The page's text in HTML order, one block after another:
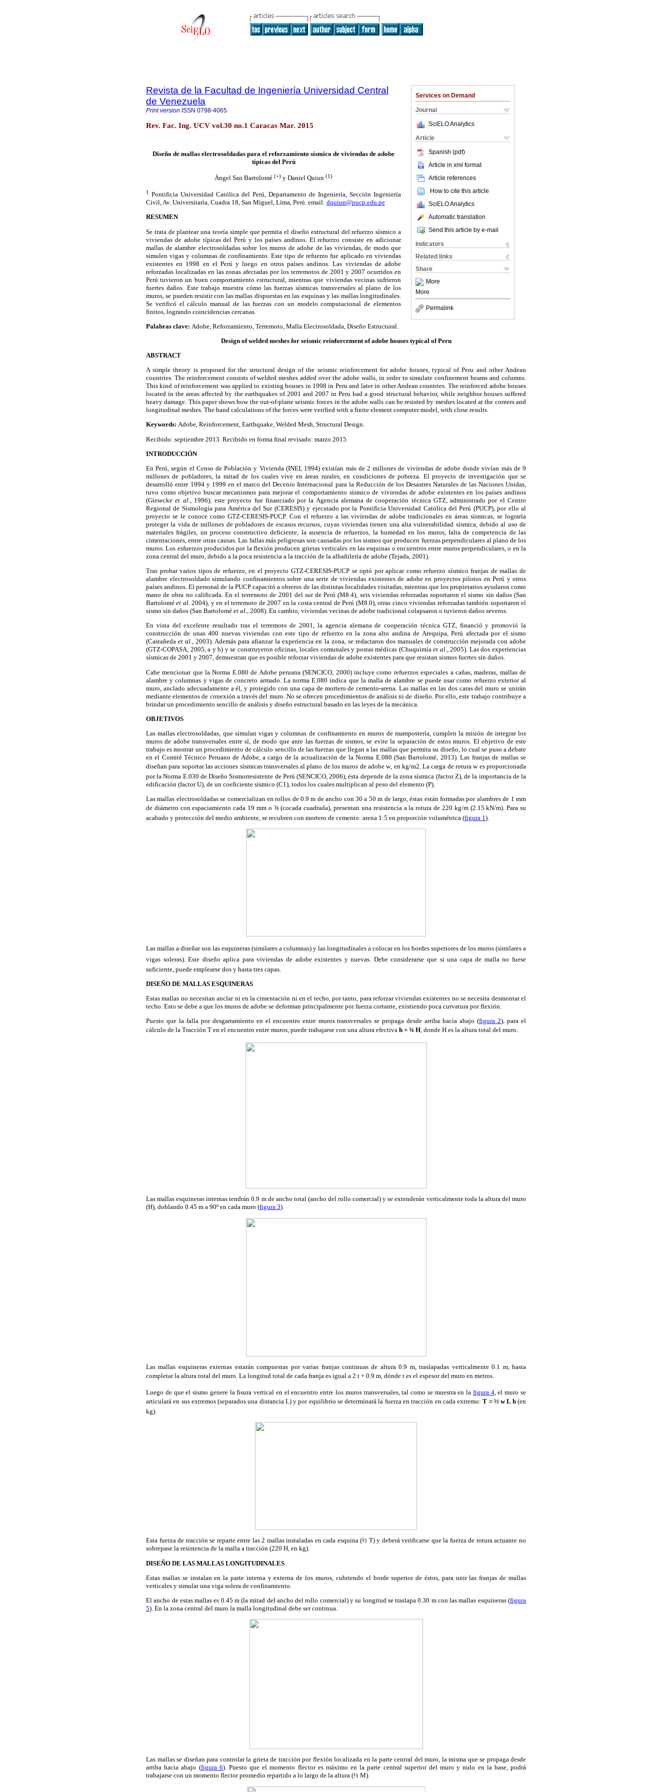
Services on Demand
Journal
SciELO Analytics
Article
Spanish (pdf)
Article in xml format
Article references
How to cite this article
SciELO Analytics
Automatic translation
Send this article by e-mail
Indicators
Related links
Share
More
More
Permalink
Revista de la Facultad de Ingeniería Universidad Central
de Venezuela
Print version ISSN 0798-4065
Rev. Fac. Ing. UCV vol.30 no.1 Caracas Mar. 2015
Diseño de mallas electrosoldadas para el reforzamiento sísmico de viviendas de adobe
típicas del Perú
Ángel San Bartolomé (+) y Daniel Quiun (1)
1 Pontificia Universidad Católica del Perú, Departamento de Ingeniería, Sección Ingeniería
Civil, Av. Universitaria, Cuadra 18, San Miguel, Lima, Perú. email: dquiun@pucp.edu.pe
RESUMEN
Se trata de plantear una teoría simple que permita el diseño estructural del refuerzo sísmico a
viviendas de adobe típicas del Perú y los países andinos. El refuerzo consiste en adicionar
mallas de alambre electrosoldadas sobre los muros de adobe de las viviendas, de modo que
simulen vigas y columnas de confinamiento. Este tipo de refuerzo fue aplicado en viviendas
existentes en 1998 en el Perú y luego en otros países andinos. Las viviendas de adobe
reforzadas localizadas en las zonas afectadas por los terremotos de 2001 y 2007 ocurridos en
Perú tuvieron un buen comportamiento estructural, mientras que viviendas vecinas sufrieron
fuertes daños. Este trabajo muestra cómo las fuerzas sísmicas transversales al plano de los
muros, se pueden resistir con las mallas dispuestas en las esquinas y las mallas longitudinales.
Se verificó el cálculo manual de las fuerzas con un modelo computacional de elementos
finitos, logrando coincidencias cercanas.
Palabras clave: Adobe, Reforzamiento, Terremoto, Malla Electrosoldada, Diseño Estructural.
Design of welded meshes for seismic reinforcement of adobe houses typical of Peru
ABSTRACT
A simple theory is proposed for the structural design of the seismic reinforcement for adobe houses, typical of Peru and other Andean
countries. The reinforcement consists of welded meshes added over the adobe walls, in order to simulate confinement beams and columns.
This kind of reinforcement was applied to existing houses in 1998 in Peru and later in other Andean countries. The reinforced adobe houses
located in the areas affected by the earthquakes of 2001 and 2007 in Peru had a good structural behavior, while neighbor houses suffered
heavy damage. This paper shows how the out-of-plane seismic forces in the adobe walls can be resisted by meshes located at the corners and
longitudinal meshes. The hand calculations of the forces were verified with a finite element computer model, with close results.
Keywords: Adobe, Reinforcement, Earthquake, Welded Mesh, Structural Design.
Recibido: septiembre 2013 Recibido en forma final revisado: marzo 2015
INTRODUCCIÓN
En Perú, según el Censo de Población y Vivienda (INEI, 1994) existían más de 2 millones de viviendas de adobe donde vivían más de 9
millones de pobladores, la mitad de los cuales vive en áreas rurales, en condiciones de pobreza. El proyecto de investigación que se
desarrolló entre 1994 y 1999 en el marco del Decenio Internacional para la Reducción de los Desastres Naturales de las Naciones Unidas,
tuvo como objetivo buscar mecanismos para mejorar el comportamiento sísmico de viviendas de adobe existentes en los países andinos
(Gieseckeet al., 1996); este proyecto fue financiado por la Agencia alemana de cooperación técnica GTZ, administrado por el Centro
Regional de Sismología para América del Sur (CERESIS) y ejecutado por la Pontificia Universidad Católica del Perú (PUCP), por ello al
proyecto se le conoce como GTZ-CERESIS-PUCP. Con el refuerzo a las viviendas de adobe tradicionales en áreas sísmicas, se lograría
proteger la vida de millones de pobladores de escasos recursos, cuyas viviendas tienen una alta vulnerabilidad sísmica, debido al uso de
materiales frágiles, un proceso constructivo deficiente, la ausencia de refuerzos, la humedad en los muros, falta de competencia de las
cimentaciones, entre otras causas. Las fallas más peligrosas son causadas por los sismos que producen fuerzas perpendiculares al plano de los
muros. Los esfuerzos producidos por la flexión producen grietas verticales en las esquinas o encuentros entre muros perpendiculares, o en la
zona central del muro, debido a la poca resistencia a la tracción de la albañilería de adobe (Tejada, 2001).
Tras probar varios tipos de refuerzo, en el proyecto GTZ-CERESIS-PUCP se optó por aplicar como refuerzo sísmico franjas de mallas de
alambre electrosoldado simulando confinamientos sobre una serie de viviendas existentes de adobe en proyectos pilotos en Perú y otros
países andinos. El personal de la PUCP capacitó a obreros de las distintas localidades visitadas, mientras que los propietarios ayudaron como
mano de obra no calificada. En el terremoto de 2001 del sur de Perú (M8.4), seis viviendas reforzadas soportaron el sismo sin daños (San
Bartoloméet al.2004), y en el terremoto de 2007 en la costa central de Perú (M8.0), otras cinco viviendas reforzadas también soportaron el
sismo sin daños (San Bartolomé et al., 2008). En cambio, viviendas vecinas de adobe tradicional colapsaron o tuvieron daños severos.
En vista del excelente resultado tras el terremoto de 2001, la agencia alemana de cooperación técnica GTZ, financió y promovió la
construcción de unas 400 nuevas viviendas con este tipo de refuerzo en la zona alto andina de Arequipa, Perú afectada por el sismo
(Castañedaet al.,2003). Además para afianzar la experiencia en la zona, se redactaron dos manuales de construcción mejorada con adobe
(GTZ-COPASA, 2005, a y b) y se construyeron oficinas, locales comunales y postas médicas (Chuquimiaet al., 2005). Las dos experiencias
sísmicas de 2001 y 2007, demuestran que es posible reforzar viviendas de adobe existentes para que resistan sismos fuertes sin daños.
Cabe mencionar que la Norma E.080 de Adobe peruana (SENCICO, 2000) incluye como refuerzos especiales a cañas, maderas, mallas de
alambre y columnas y vigas de concreto armado. La norma E.080 indica que la malla de alambre se puede usar como refuerzo exterior al
muro, anclado adecuadamente a él, y protegido con una capa de mortero de cemento-arena. Las mallas en las dos caras del muro se unirán
mediante elementos de conexión a través del muro. No se ofrecen procedimientos de análisis ni de diseño. Por ello, este trabajo contribuye a
brindar un procedimiento sencillo de análisis y diseño estructural basado en las leyes de la mecánica.
OBJETIVOS
Las mallas electrosoldadas, que simulan vigas y columnas de confinamiento en muros de mampostería, cumplen la misión de integrar los
muros de adobe transversales entre sí, de modo que ante las fuerzas de sismos, se evite la separación de estos muros. El objetivo de este
trabajo es mostrar un procedimiento de cálculo sencillo de las fuerzas que llegan a las mallas que permita su diseño, lo cual se puso a debate
en el Comité Técnico Peruano de Adobe, a cargo de la actualización de la Norma E.080 (San Bartolomé, 2013). Las franjas de mallas se
diseñan para soportar las acciones sísmicas transversales al plano de los muros de adobe w, en kg/m2 . La carga de rotura w es proporcionada
por la Norma E.030 de Diseño Sismorresistente de Perú (SENCICO, 2006), ésta depende de la zona sísmica (factor Z), de la importancia de la
edificación (factor U), de un coeficiente sísmico (C1), todos los cuales multiplican al peso del elemento (P).
Las mallas electrosoldadas se comercializan en rollos de 0.9 m de ancho con 30 a 50 m de largo, éstas están formadas por alambres de 1 mm
de diámetro con espaciamiento cada 19 mm o ¾ (cocada cuadrada), presentan una resistencia a la rotura de 220 kg/m (2.15 kN/m). Para su
acabado y protección del medio ambiente, se recubren con mortero de cemento: arena 1:5 en proporción volumétrica (figura 1).
Las mallas a diseñar son las esquineras (similares a columnas) y las longitudinales a colocar en los bordes superiores de los muros (similares a
vigas soleras). Este diseño aplica para viviendas de adobe existentes y nuevas. Debe considerarse que si una capa de malla no fuese
suficiente, puede emplearse dos y hasta tres capas.
DISEÑO DE MALLAS ESQUINERAS
Estas mallas no necesitan anclar ni en la cimentación ni en el techo, por tanto, para reforzar viviendas existentes no se necesita desmontar el
techo. Esto se debe a que los muros de adobe se deforman principalmente por fuerza cortante, existiendo poca curvatura por flexión.
Puesto que la falla por desgarramiento en el encuentro entre muros transversales se propaga desde arriba hacia abajo (figura 2), para el
cálculo de la Tracción T en el encuentro entre muros, puede trabajarse con una altura efectiva h = ¾ H, donde H es la altura total del muro.
Las mallas esquineras internas tendrán 0.9 m de ancho total (ancho del rollo comercial) y se extenderán verticalmente toda la altura del muro
(H), doblando 0.45 m a 90º en cada muro (figura 3).
Las mallas esquineras externas estarán compuestas por varias franjas continuas de altura 0.9 m, traslapadas verticalmente 0.1 m, hasta
completar la altura total del muro. La longitud total de cada franja es igual a 2 t + 0.9 m, dónde t es el espesor del muro en metros.
Luego de que el sismo genere la fisura vertical en el encuentro entre los muros transversales, tal como se muestra en la figura 4, el muro se
articulará en sus extremos (separados una distancia L) y por equilibrio se determinará la fuerza en tracción en cada extremo:T = ½ w L h(en
kg).
Esta fuerza de tracción se reparte entre las 2 mallas instaladas en cada esquina (½ T) y deberá verificarse que la fuerza de rotura actuante no
sobrepase la resistencia de la malla a tracción (220 H, en kg).
DISEÑO DE LAS MALLAS LONGITUDINALES
Estas mallas se instalan en la parte interna y externa de los muros, cubriendo el borde superior de éstos, para unir las franjas de mallas
verticales y simular una viga solera de confinamiento.
El ancho de estas mallas es 0.45 m (la mitad del ancho del rollo comercial) y su longitud se traslapa 0.30 m con las mallas esquineras (figura
5). En la zona central del muro la malla longitudinal debe ser continua.
Las mallas se diseñan para controlar la grieta de tracción por flexión localizada en la parte central del muro, la misma que se propaga desde
arriba hacia abajo (figura 6). Puesto que el momento flector es máximo en la parte central superior del muro y nulo en la base, podrá
trabajarse con un momento flector promedio repartido a lo largo de la altura (½ M).